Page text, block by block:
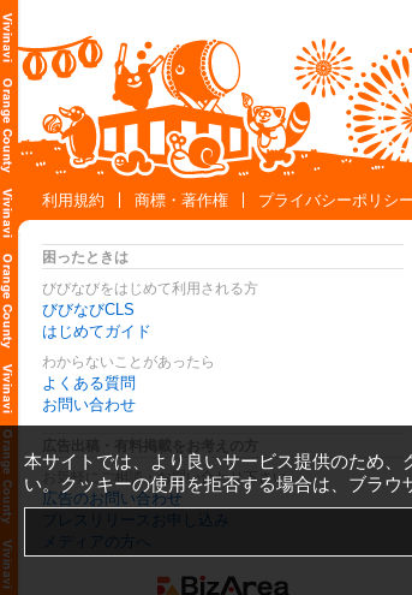
利用規約
商標・著作権 プライバシーポリシー
困ったときは
びびなびをはじめて利用される方
びびなびCLS
はじめてガイド
わからないことがあったら
よくある質問
お問い合わせ
お気軽にご相談・お問い合わせ下さい
広告のお問い合わせ
プレスリリースお申し込み
メディアの方へ
本サイトでは、より良いサービス提供のため、
い。クッキーの使用を拒否する場合は、ブラウ